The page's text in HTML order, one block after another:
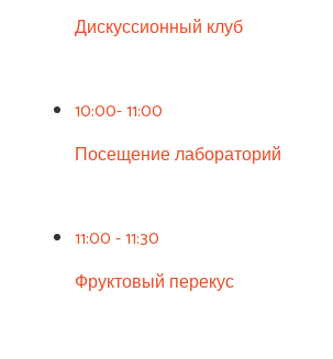
Дискуссионный клуб
10:00- 11:00
Посещение лабораторий
11:00 - 11:30
Фруктовый перекус